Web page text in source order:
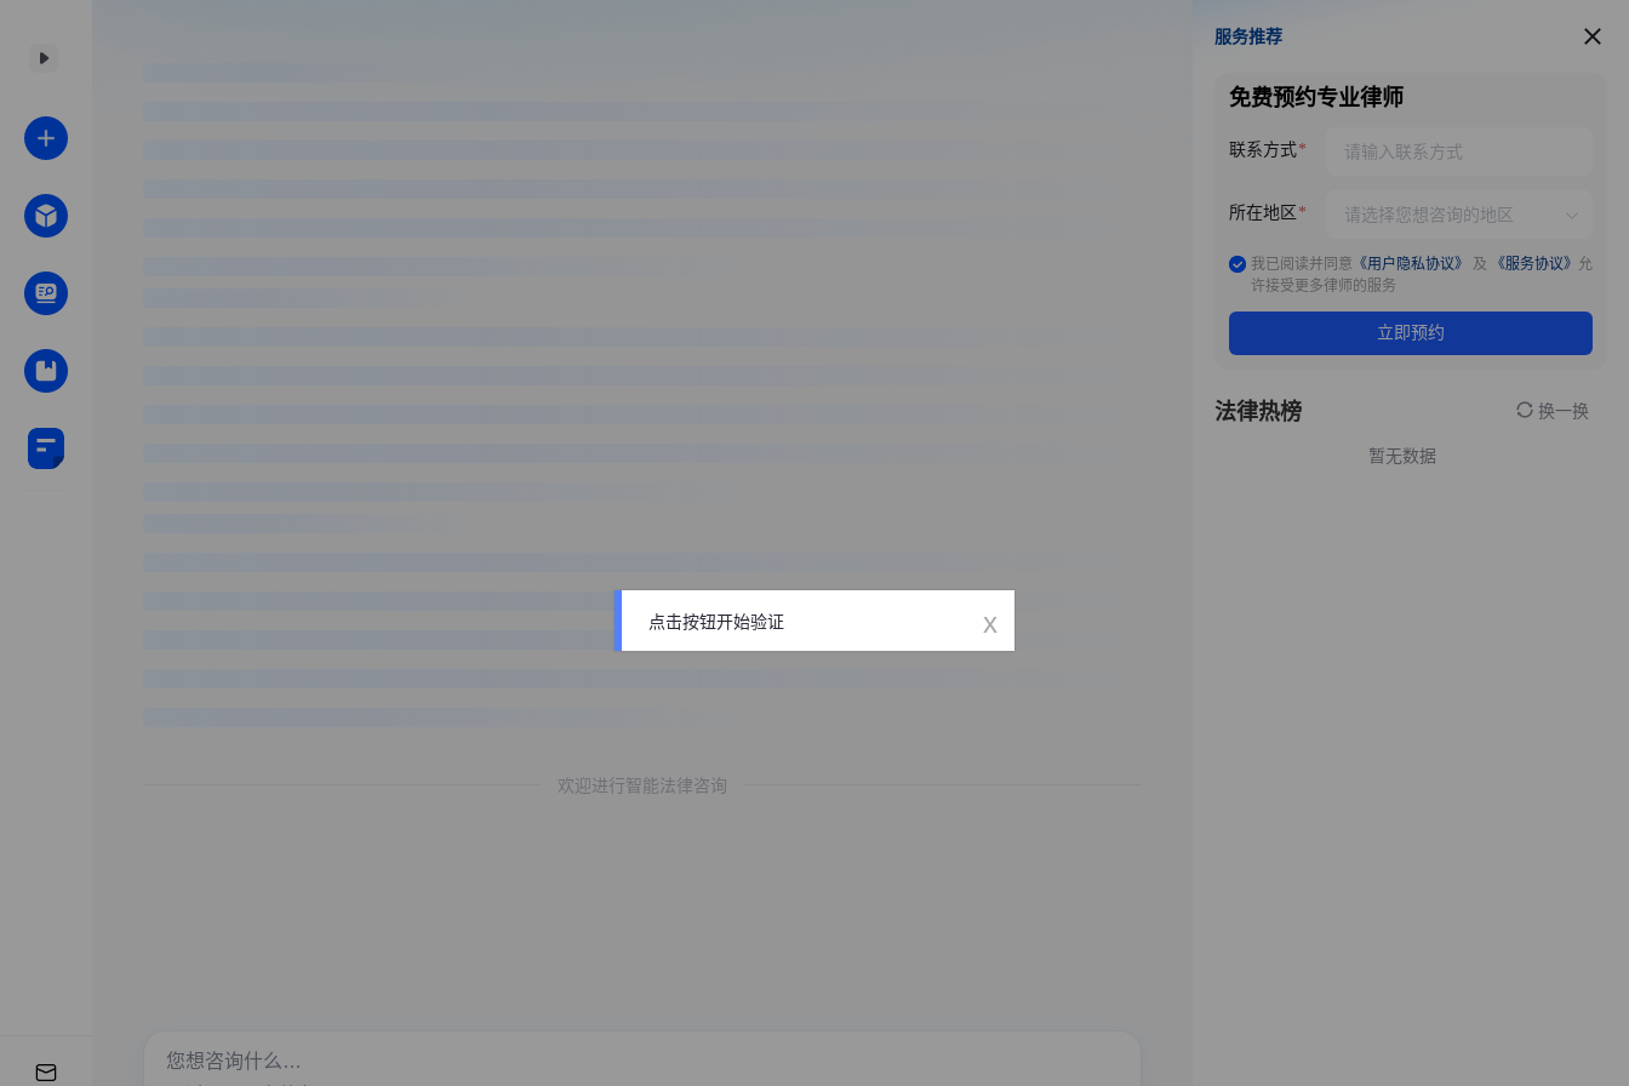
欢迎进行智能法律咨询
服务推荐
服务推荐
免费预约专业律师
联系方式
所在地区
我已阅读并同意 《用户隐私协议》 及 《服务协议》 允
许接受更多律师的服务
立即预约
法律热榜 换一换
暂无数据
点击按钮开始验证 x